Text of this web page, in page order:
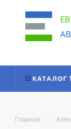
КАТАЛОГ
Главная —